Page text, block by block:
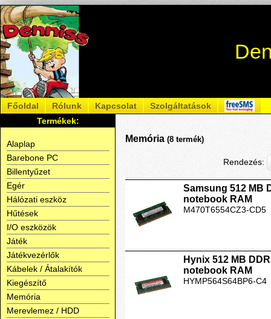
Főoldal Rólunk Kapcsolat
Szolgáltatások
Termékek:
Alaplap
Barebone PC
Billentyűzet
Egér
Hálózati eszköz
Hűtések
I/O eszközök
Játék
Játékvezérlők
Kábelek / Átalakítók
Kiegészítő
Memória
Merevlemez / HDD
Memória (8 termék)
Rendezés:
Samsung 512 MB
notebook RAM
M470T6554CZ3-CD5
Hynix 512 MB
notebook RAM
HYMP564S64BP6-C4